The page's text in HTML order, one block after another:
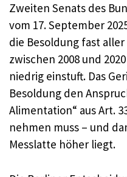
Zweiten Senats des
vom 17. September
die Besoldung fast
zwischen 2008 und
niedrig einstuft. Das
Besoldung den
Alimentation“ aus Art.
nehmen muss – und
Messlatte höher liegt.